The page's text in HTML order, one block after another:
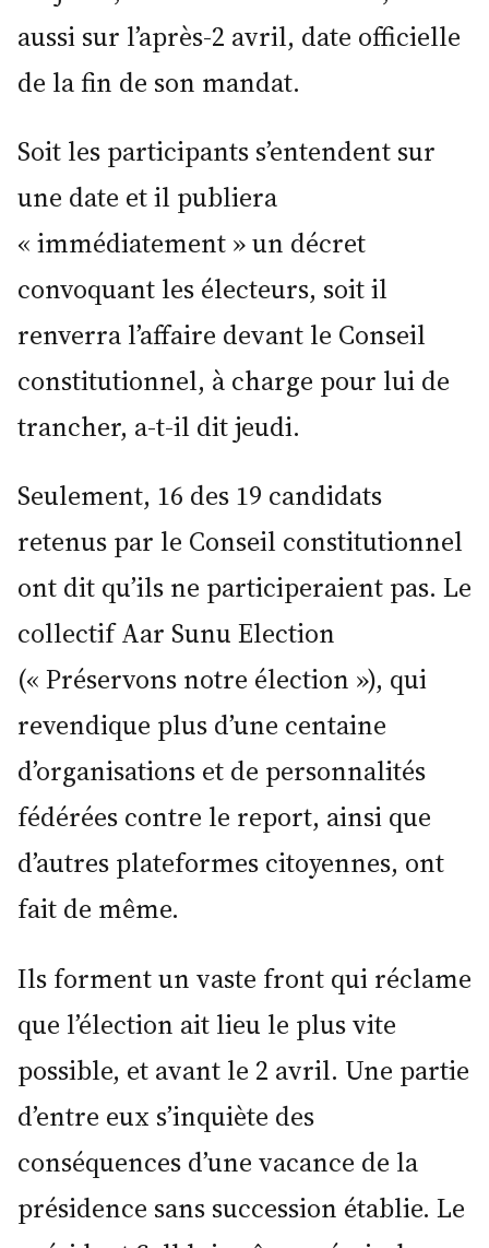
aussi sur l’après-2 avril, date officielle
de la fin de son mandat.
Soit les participants s’entendent sur
une date et il publiera
« immédiatement » un décret
convoquant les électeurs, soit il
renverra l’affaire devant le Conseil
constitutionnel, à charge pour lui de
trancher, a-t-il dit jeudi.
Seulement, 16 des 19 candidats
retenus par le Conseil constitutionnel
ont dit qu’ils ne participeraient pas. Le
collectif Aar Sunu Election
(« Préservons notre élection »), qui
revendique plus d’une centaine
d’organisations et de personnalités
fédérées contre le report, ainsi que
d’autres plateformes citoyennes, ont
fait de même.
Ils forment un vaste front qui réclame
que l’élection ait lieu le plus vite
possible, et avant le 2 avril. Une partie
d’entre eux s’inquiète des
conséquences d’une vacance de la
présidence sans succession établie. Le